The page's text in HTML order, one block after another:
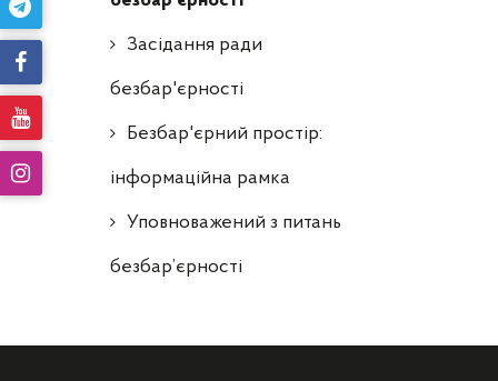
Засідання ради
безбар'єрності
Безбар'єрний простір:
інформаційна рамка
Уповноважений з питань
безбар’єрності